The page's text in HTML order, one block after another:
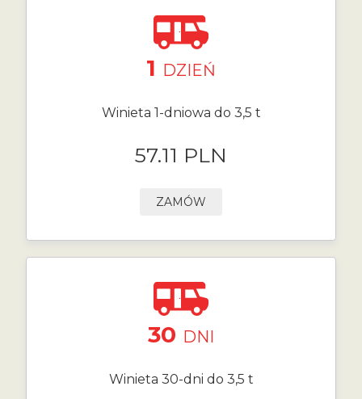
1 DZIEŃ
Winieta 1-dniowa do 3,5 t
57.11 PLN
ZAMÓW
30 DNI
Winieta 30-dni do 3,5 t